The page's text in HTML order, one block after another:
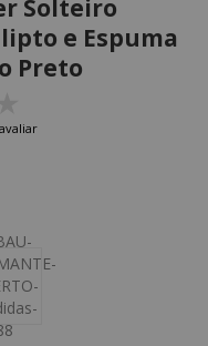
Solteiro
e Espuma
Preto